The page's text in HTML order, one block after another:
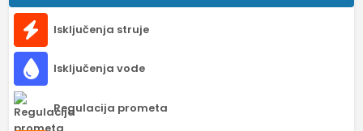
Isključenja struje
Isključenja vode
Regulacija prometa